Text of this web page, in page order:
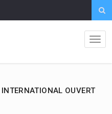
OUVERT